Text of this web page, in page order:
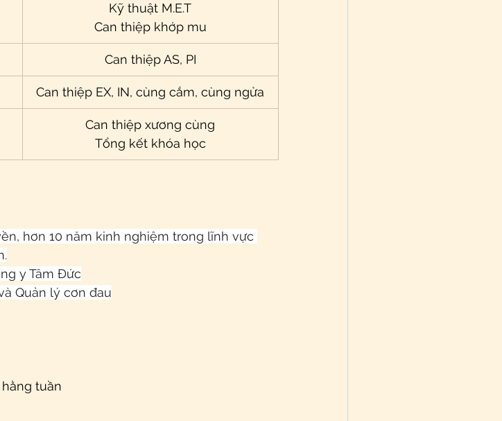
Kỹ thuật M.E.T
Can thiệp khớp mu
Can thiệp AS, PI
Can thiệp EX, IN, cùng cắm, cùng ngửa
Can thiệp xương cùng
Tổng kết khóa học
hơn 10 năm kinh nghiệm trong lĩnh vực
y Tâm Đức
Quản lý cơn đau
tuần